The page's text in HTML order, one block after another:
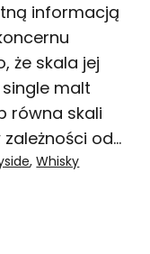
informacją
że skala jej
malt
równa skali
od…
, Whisky